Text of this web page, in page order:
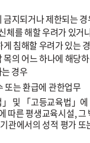
금지되거나 제한되는 경
체를 해할 우려가 있거
침해할 우려가 있는
의 어느 하나에 해당
경우
또는 환급에 관한업무
」 및 「고등교육법」
따른 평생교육시설,
관에서의 성적 평가 또